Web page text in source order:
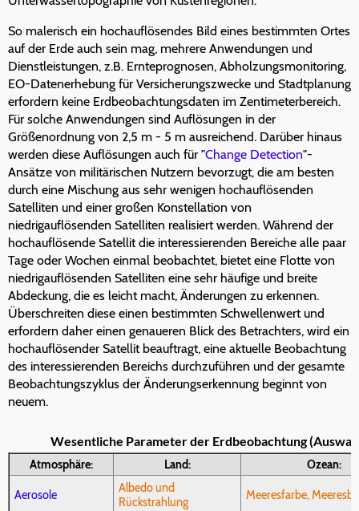
So malerisch ein hochauflösendes Bild eines bestimmten Ortes
auf der Erde auch sein mag, mehrere Anwendungen und
Dienstleistungen, z.B. Ernteprognosen, Abholzungsmonitoring,
EO-Datenerhebung für Versicherungszwecke und Stadtplanung
erfordern keine Erdbeobachtungsdaten im Zentimeterbereich.
Für solche Anwendungen sind Auflösungen in der
Größenordnung von 2,5 m - 5 m ausreichend. Darüber hinaus
werden diese Auflösungen auch für "Change Detection"-
Ansätze von militärischen Nutzern bevorzugt, die am besten
durch eine Mischung aus sehr wenigen hochauflösenden
Satelliten und einer großen Konstellation von
niedrigauflösenden Satelliten realisiert werden. Während der
hochauflösende Satellit die interessierenden Bereiche alle paar
Tage oder Wochen einmal beobachtet, bietet eine Flotte von
niedrigauflösenden Satelliten eine sehr häufige und breite
Abdeckung, die es leicht macht, Änderungen zu erkennen.
Überschreiten diese einen bestimmten Schwellenwert und
erfordern daher einen genaueren Blick des Betrachters, wird ein
hochauflösender Satellit beauftragt, eine aktuelle Beobachtung
des interessierenden Bereichs durchzuführen und der gesamte
Beobachtungszyklus der Änderungserkennung beginnt von
neuem.
Wesentliche Parameter der Erdbeobachtung
Atmosphäre: Land: Ozean:
Aerosole
Albedo und
Rückstrahlung
Meeresfarbe,